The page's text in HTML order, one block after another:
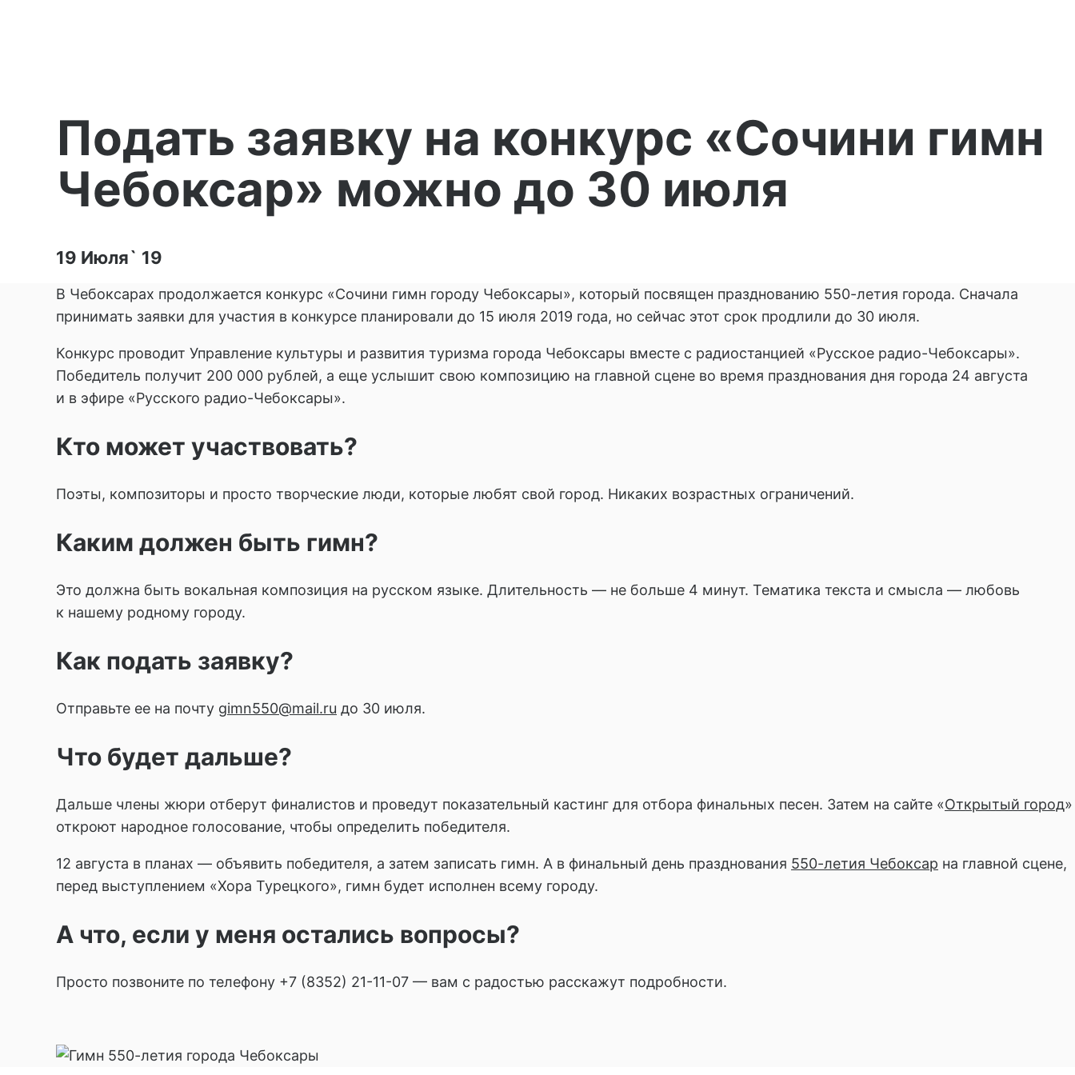
Подать заявку на конкурс «Сочини гимн
Чебоксар» можно до 30 июля
19 Июля` 19
В Чебоксарах продолжается конкурс «Сочини гимн городу Чебоксары», который посвящен празднованию 550-летия города. Сначала
принимать заявки для участия в конкурсе планировали до 15 июля 2019 года, но сейчас этот срок продлили до 30 июля.
Конкурс проводит Управление культуры и развития туризма города Чебоксары вместе с радиостанцией «Русское радио-Чебоксары».
Победитель получит 200 000 рублей, а еще услышит свою композицию на главной сцене во время празднования дня города 24 августа
и в эфире «Русского радио-Чебоксары».
Кто может участвовать?
Поэты, композиторы и просто творческие люди, которые любят свой город. Никаких возрастных ограничений.
Каким должен быть гимн?
Это должна быть вокальная композиция на русском языке. Длительность — не больше 4 минут. Тематика текста и смысла — любовь
к нашему родному городу.
Как подать заявку?
Отправьте ее на почту gimn550@mail.ru до 30 июля.
Что будет дальше?
Дальше члены жюри отберут финалистов и проведут показательный кастинг для отбора финальных песен. Затем на сайте «Открытый город»
откроют народное голосование, чтобы определить победителя.
12 августа в планах — объявить победителя, а затем записать гимн. А в финальный день празднования 550-летия Чебоксар на главной сцене,
перед выступлением «Хора Турецкого», гимн будет исполнен всему городу.
А что, если у меня остались вопросы?
Просто позвоните по телефону +7 (8352) 21-11-07 — вам с радостью расскажут подробности.